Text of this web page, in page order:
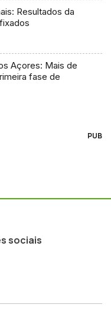
Resultados da
Açores: Mais de
fase de
PUB
sociais